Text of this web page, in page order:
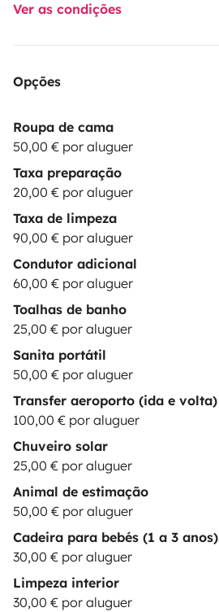
Ver as condições
Opções
Roupa de cama
50,00 € por aluguer
Taxa preparação
20,00 € por aluguer
Taxa de limpeza
90,00 € por aluguer
Condutor adicional
60,00 € por aluguer
Toalhas de banho
25,00 € por aluguer
Sanita portátil
50,00 € por aluguer
Transfer aeroporto (ida e volta)
100,00 € por aluguer
Chuveiro solar
25,00 € por aluguer
Animal de estimação
50,00 € por aluguer
Cadeira para bebés (1 a 3 anos)
30,00 € por aluguer
Limpeza interior
30,00 € por aluguer